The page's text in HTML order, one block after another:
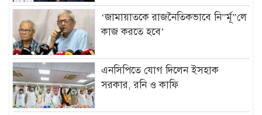
‘জামায়াতকে রাজনৈতিকভাবে নি”র্মূ”লে
কাজ করতে হবে’
এনসিপিতে যোগ দিলেন ইসহাক
সরকার, রনি ও কাফি